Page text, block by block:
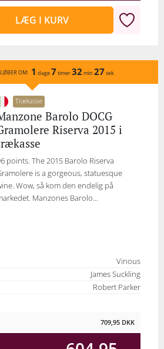
LÆG I KURV
OM: 1 dage7 timer32 min 27 sek
Trækasse
Barolo DOCG
Riserva 2015 i
points. The 2015 Barolo Riserva
is a gorgeous, statuesque
Wow, så kom den endelig på
Manzones Barolo...
Vinous
James Suckling
Robert Parker
709,95 DKK